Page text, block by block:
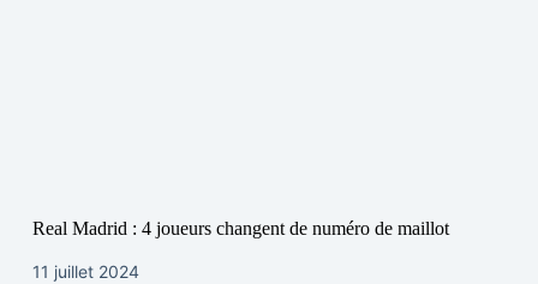
Real Madrid : 4 joueurs changent de numéro de maillot
11 juillet 2024